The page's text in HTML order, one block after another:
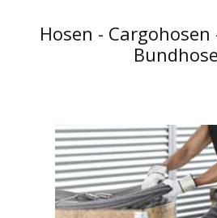
Hosen -